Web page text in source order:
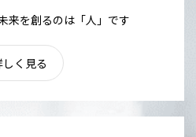
来を創るのは「人」です
しく見る